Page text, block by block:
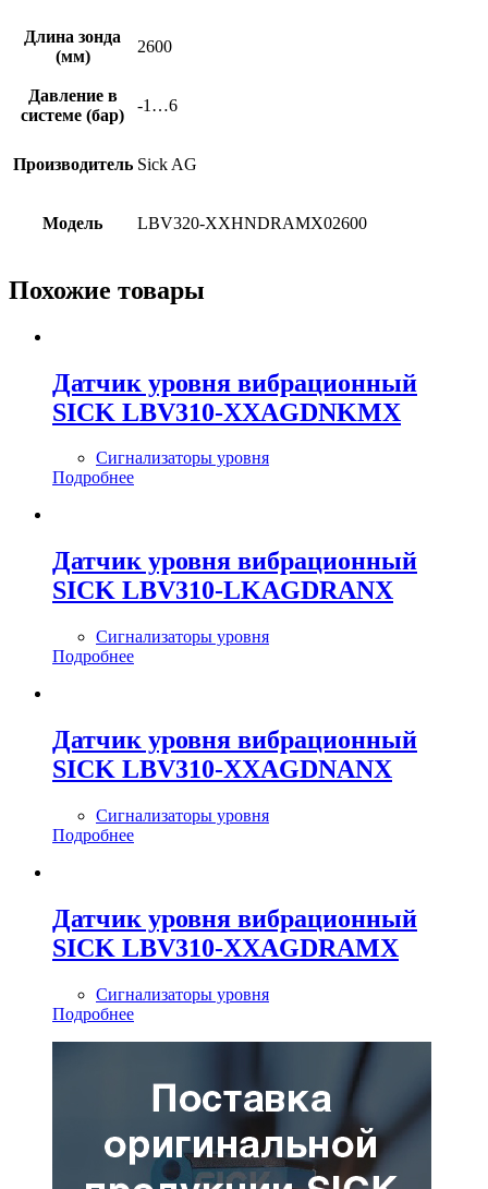
Длина зонда
(мм)
2600
Давление в
системе (бар)
-1…6
Производитель Sick AG
Модель LBV320-XXHNDRAMX02600
Похожие товары
Датчик уровня вибрационный
SICK LBV310-XXAGDNKMX
Сигнализаторы уровня
Подробнее
Датчик уровня вибрационный
SICK LBV310-LKAGDRANX
Сигнализаторы уровня
Подробнее
Датчик уровня вибрационный
SICK LBV310-XXAGDNANX
Сигнализаторы уровня
Подробнее
Датчик уровня вибрационный
SICK LBV310-XXAGDRAMX
Сигнализаторы уровня
Подробнее